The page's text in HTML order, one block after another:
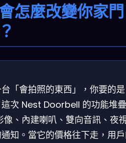
怎麼改變你家
「會拍照的東西」，你要的
這次 Nest Doorbell 的功能堆
、內建喇叭、雙向音訊、夜
知。當它的價格往下走，用